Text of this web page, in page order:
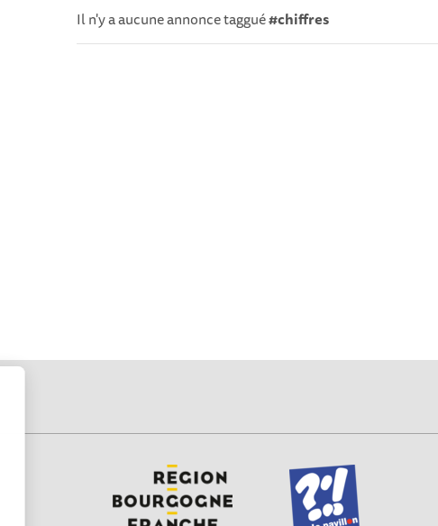
Il n'y a aucune annonce taggué#chiffres